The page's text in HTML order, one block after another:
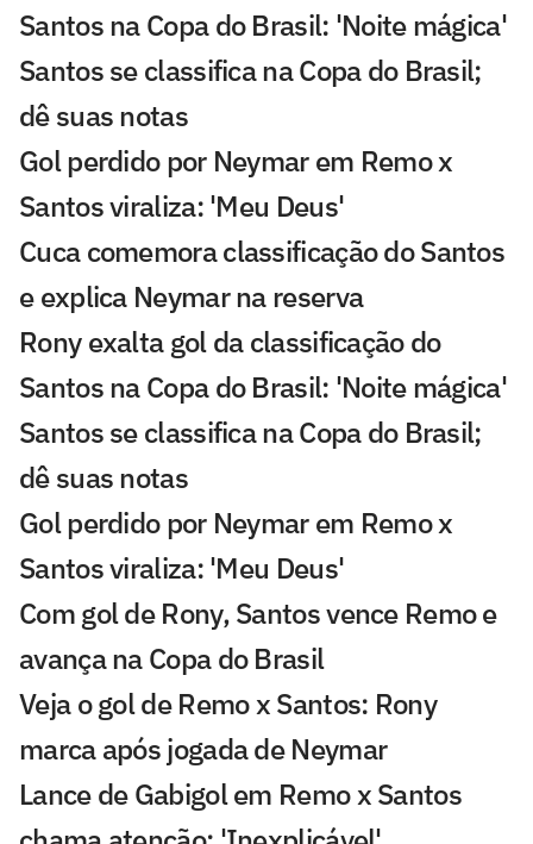
Santos na Copa do Brasil: 'Noite mágica'
Santos se classifica na Copa do Brasil;
dê suas notas
Gol perdido por Neymar em Remo x
Santos viraliza: 'Meu Deus'
Cuca comemora classificação do Santos
e explica Neymar na reserva
Rony exalta gol da classificação do
Santos na Copa do Brasil: 'Noite mágica'
Santos se classifica na Copa do Brasil;
dê suas notas
Gol perdido por Neymar em Remo x
Santos viraliza: 'Meu Deus'
Com gol de Rony, Santos vence Remo e
avança na Copa do Brasil
Veja o gol de Remo x Santos: Rony
marca após jogada de Neymar
Lance de Gabigol em Remo x Santos